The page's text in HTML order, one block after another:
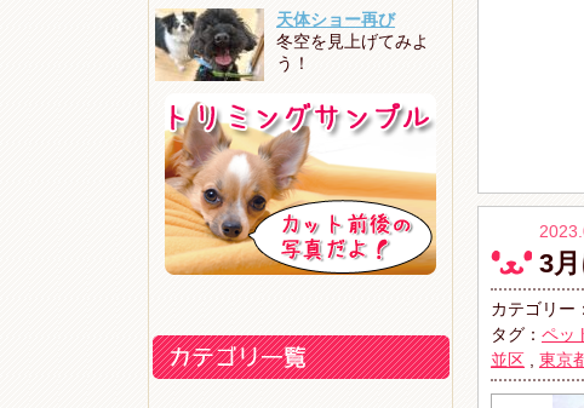
天体ショー再び
冬空を見上げてみよ
う！
3
カテゴリー：
タグ： ペッ
並区
東京